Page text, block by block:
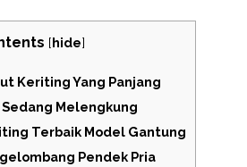
[hide]
Keriting Yang Panjang
Melengkung
Terbaik Model Gantung
Pendek Pria